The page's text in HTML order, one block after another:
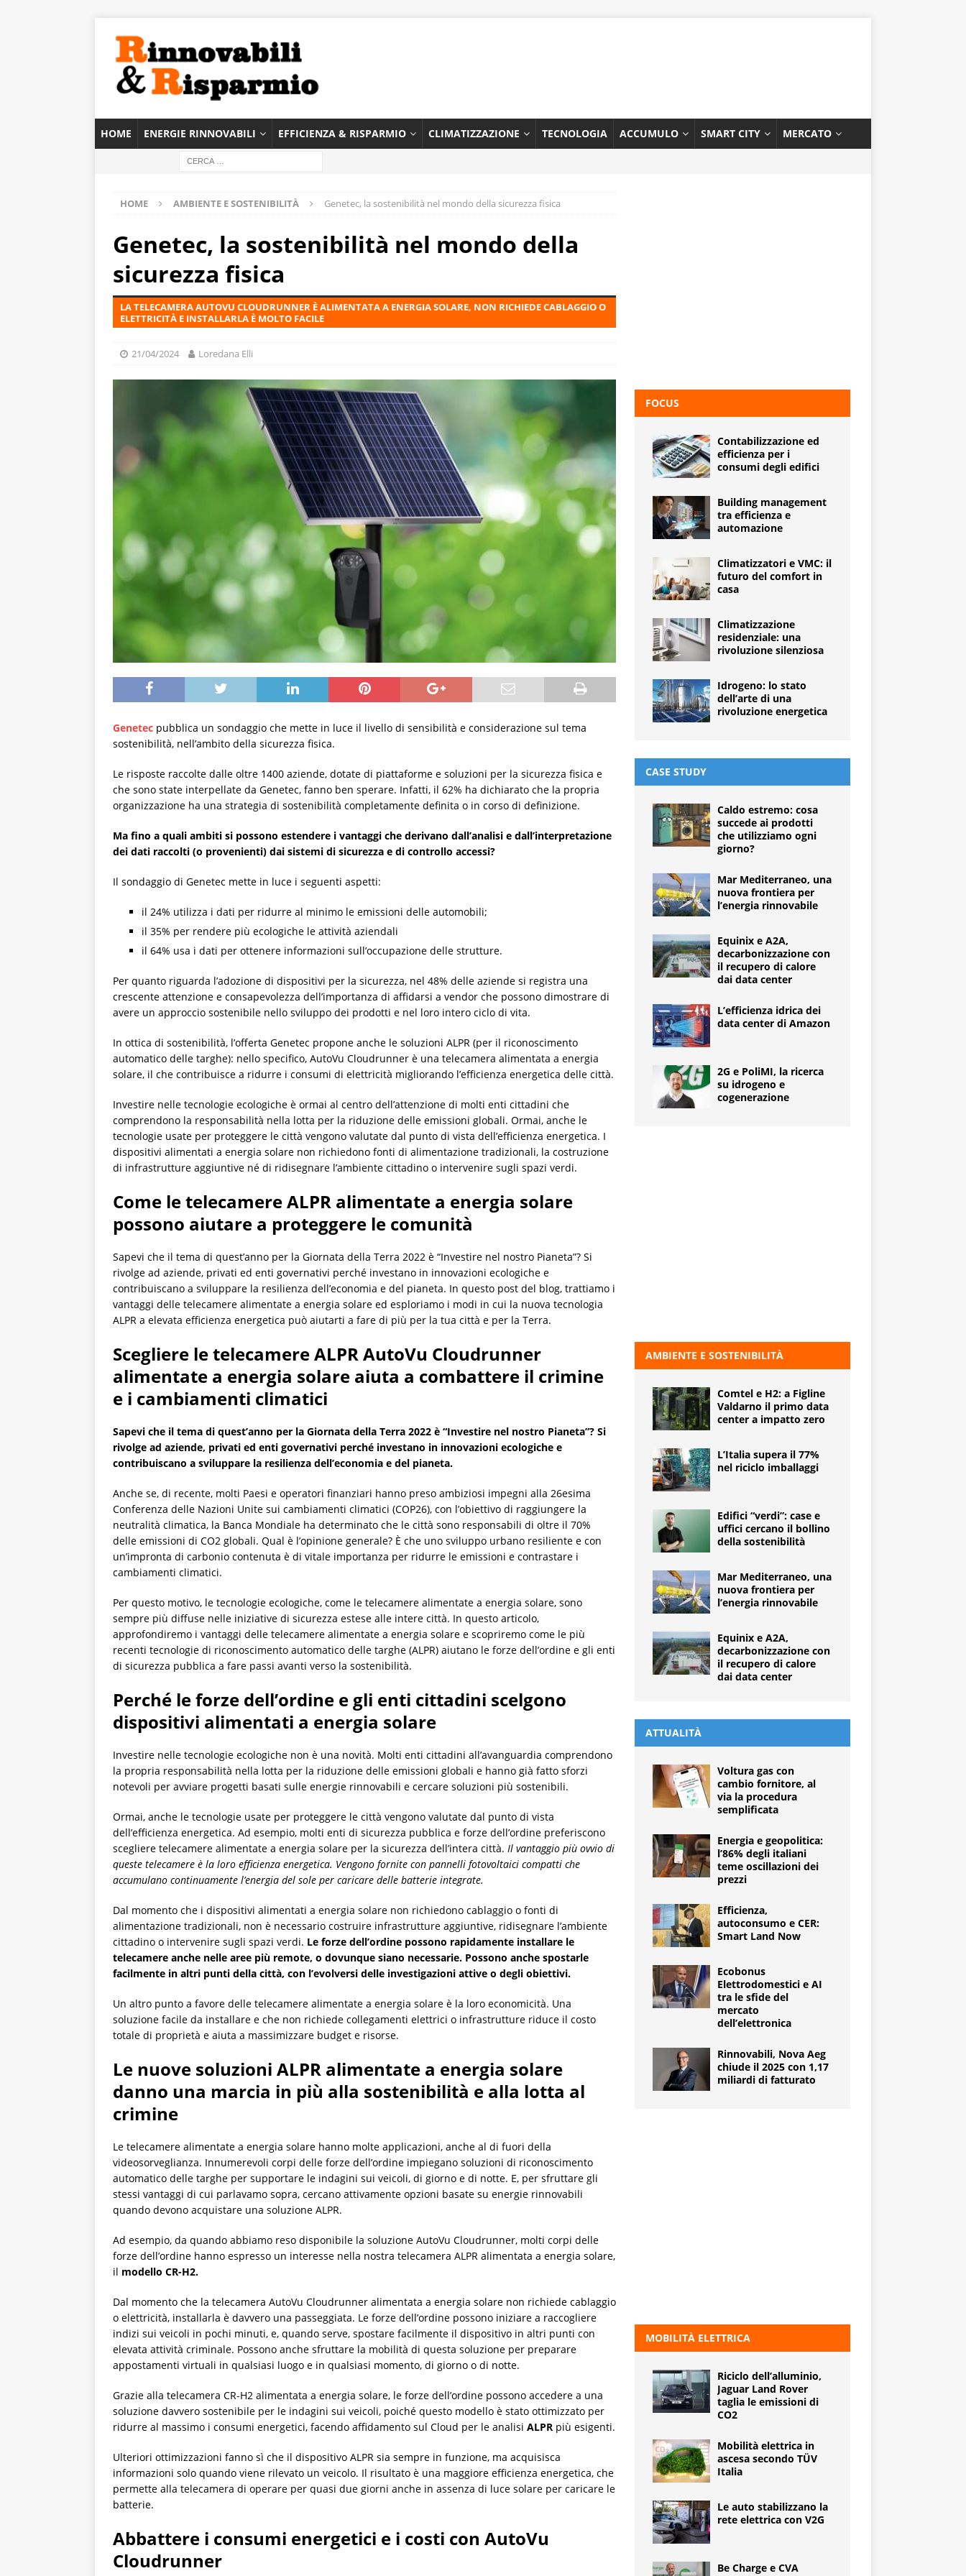
HOME ENERGIE RINNOVABILI EFFICIENZA & RISPARMIO CLIMATIZZAZIONE TECNOLOGIA ACCUMULO SMART CITY MERCATO
HOME AMBIENTE E SOSTENIBILITÀ Genetec, la sostenibilità nel mondo della sicurezza fisica
Genetec, la sostenibilità nel mondo della
sicurezza fisica
LA TELECAMERA AUTOVU CLOUDRUNNER È ALIMENTATA A ENERGIA SOLARE, NON RICHIEDE CABLAGGIO O
ELETTRICITÀ E INSTALLARLA È MOLTO FACILE
21/04/2024 Loredana Elli
Genetec pubblica un sondaggio che mette in luce il livello di sensibilità e considerazione sul tema
sostenibilità, nell’ambito della sicurezza fisica.
Le risposte raccolte dalle oltre 1400 aziende, dotate di piattaforme e soluzioni per la sicurezza fisica e
che sono state interpellate da Genetec, fanno ben sperare. Infatti, il 62% ha dichiarato che la propria
organizzazione ha una strategia di sostenibilità completamente definita o in corso di definizione.
Ma fino a quali ambiti si possono estendere i vantaggi che derivano dall’analisi e dall’interpretazione
dei dati raccolti (o provenienti) dai sistemi di sicurezza e di controllo accessi?
Il sondaggio di Genetec mette in luce i seguenti aspetti:
il 24% utilizza i dati per ridurre al minimo le emissioni delle automobili;
il 35% per rendere più ecologiche le attività aziendali
il 64% usa i dati per ottenere informazioni sull’occupazione delle strutture.
Per quanto riguarda l’adozione di dispositivi per la sicurezza, nel 48% delle aziende si registra una
crescente attenzione e consapevolezza dell’importanza di affidarsi a vendor che possono dimostrare di
avere un approccio sostenibile nello sviluppo dei prodotti e nel loro intero ciclo di vita.
In ottica di sostenibilità, l’offerta Genetec propone anche le soluzioni ALPR (per il riconoscimento
automatico delle targhe): nello specifico, AutoVu Cloudrunner è una telecamera alimentata a energia
solare, il che contribuisce a ridurre i consumi di elettricità migliorando l’efficienza energetica delle città.
Investire nelle tecnologie ecologiche è ormai al centro dell’attenzione di molti enti cittadini che
comprendono la responsabilità nella lotta per la riduzione delle emissioni globali. Ormai, anche le
tecnologie usate per proteggere le città vengono valutate dal punto di vista dell’efficienza energetica. I
dispositivi alimentati a energia solare non richiedono fonti di alimentazione tradizionali, la costruzione
di infrastrutture aggiuntive né di ridisegnare l’ambiente cittadino o intervenire sugli spazi verdi.
Come le telecamere ALPR alimentate a energia solare
possono aiutare a proteggere le comunità
Sapevi che il tema di quest’anno per la Giornata della Terra 2022 è “Investire nel nostro Pianeta”? Si
rivolge ad aziende, privati ed enti governativi perché investano in innovazioni ecologiche e
contribuiscano a sviluppare la resilienza dell’economia e del pianeta. In questo post del blog, trattiamo i
vantaggi delle telecamere alimentate a energia solare ed esploriamo i modi in cui la nuova tecnologia
ALPR a elevata efficienza energetica può aiutarti a fare di più per la tua città e per la Terra.
Scegliere le telecamere ALPR AutoVu Cloudrunner
alimentate a energia solare aiuta a combattere il crimine
e i cambiamenti climatici
Sapevi che il tema di quest’anno per la Giornata della Terra 2022 è “Investire nel nostro Pianeta”? Si
rivolge ad aziende, privati ed enti governativi perché investano in innovazioni ecologiche e
contribuiscano a sviluppare la resilienza dell’economia e del pianeta.
Anche se, di recente, molti Paesi e operatori finanziari hanno preso ambiziosi impegni alla 26esima
Conferenza delle Nazioni Unite sui cambiamenti climatici (COP26), con l’obiettivo di raggiungere la
neutralità climatica, la Banca Mondiale ha determinato che le città sono responsabili di oltre il 70%
delle emissioni di CO2 globali. Qual è l’opinione generale? È che uno sviluppo urbano resiliente e con
un’impronta di carbonio contenuta è di vitale importanza per ridurre le emissioni e contrastare i
cambiamenti climatici.
Per questo motivo, le tecnologie ecologiche, come le telecamere alimentate a energia solare, sono
sempre più diffuse nelle iniziative di sicurezza estese alle intere città. In questo articolo,
approfondiremo i vantaggi delle telecamere alimentate a energia solare e scopriremo come le più
recenti tecnologie di riconoscimento automatico delle targhe (ALPR) aiutano le forze dell’ordine e gli enti
di sicurezza pubblica a fare passi avanti verso la sostenibilità.
Perché le forze dell’ordine e gli enti cittadini scelgono
dispositivi alimentati a energia solare
Investire nelle tecnologie ecologiche non è una novità. Molti enti cittadini all’avanguardia comprendono
la propria responsabilità nella lotta per la riduzione delle emissioni globali e hanno già fatto sforzi
notevoli per avviare progetti basati sulle energie rinnovabili e cercare soluzioni più sostenibili.
Ormai, anche le tecnologie usate per proteggere le città vengono valutate dal punto di vista
dell’efficienza energetica. Ad esempio, molti enti di sicurezza pubblica e forze dell’ordine preferiscono
scegliere telecamere alimentate a energia solare per la sicurezza dell’intera città. Il vantaggio più ovvio di
queste telecamere è la loro efficienza energetica. Vengono fornite con pannelli fotovoltaici compatti che
accumulano continuamente l’energia del sole per caricare delle batterie integrate.
Dal momento che i dispositivi alimentati a energia solare non richiedono cablaggio o fonti di
alimentazione tradizionali, non è necessario costruire infrastrutture aggiuntive, ridisegnare l’ambiente
cittadino o intervenire sugli spazi verdi. Le forze dell’ordine possono rapidamente installare le
telecamere anche nelle aree più remote, o dovunque siano necessarie. Possono anche spostarle
facilmente in altri punti della città, con l’evolversi delle investigazioni attive o degli obiettivi.
Un altro punto a favore delle telecamere alimentate a energia solare è la loro economicità. Una
soluzione facile da installare e che non richiede collegamenti elettrici o infrastrutture riduce il costo
totale di proprietà e aiuta a massimizzare budget e risorse.
Le nuove soluzioni ALPR alimentate a energia solare
danno una marcia in più alla sostenibilità e alla lotta al
crimine
Le telecamere alimentate a energia solare hanno molte applicazioni, anche al di fuori della
videosorveglianza. Innumerevoli corpi delle forze dell’ordine impiegano soluzioni di riconoscimento
automatico delle targhe per supportare le indagini sui veicoli, di giorno e di notte. E, per sfruttare gli
stessi vantaggi di cui parlavamo sopra, cercano attivamente opzioni basate su energie rinnovabili
quando devono acquistare una soluzione ALPR.
Ad esempio, da quando abbiamo reso disponibile la soluzione AutoVu Cloudrunner, molti corpi delle
forze dell’ordine hanno espresso un interesse nella nostra telecamera ALPR alimentata a energia solare,
il modello CR-H2.
Dal momento che la telecamera AutoVu Cloudrunner alimentata a energia solare non richiede cablaggio
o elettricità, installarla è davvero una passeggiata. Le forze dell’ordine possono iniziare a raccogliere
indizi sui veicoli in pochi minuti, e, quando serve, spostare facilmente il dispositivo in altri punti con
elevata attività criminale. Possono anche sfruttare la mobilità di questa soluzione per preparare
appostamenti virtuali in qualsiasi luogo e in qualsiasi momento, di giorno o di notte.
Grazie alla telecamera CR-H2 alimentata a energia solare, le forze dell’ordine possono accedere a una
soluzione davvero sostenibile per le indagini sui veicoli, poiché questo modello è stato ottimizzato per
ridurre al massimo i consumi energetici, facendo affidamento sul Cloud per le analisi ALPR più esigenti.
Ulteriori ottimizzazioni fanno sì che il dispositivo ALPR sia sempre in funzione, ma acquisisca
informazioni solo quando viene rilevato un veicolo. Il risultato è una maggiore efficienza energetica, che
permette alla telecamera di operare per quasi due giorni anche in assenza di luce solare per caricare le
batterie.
Abbattere i consumi energetici e i costi con AutoVu
Cloudrunner
FOCUS
Contabilizzazione ed
efficienza per i
consumi degli edifici
Building management
tra efficienza e
automazione
Climatizzatori e VMC: il
futuro del comfort in
casa
Climatizzazione
residenziale: una
rivoluzione silenziosa
Idrogeno: lo stato
dell’arte di una
rivoluzione energetica
CASE STUDY
Caldo estremo: cosa
succede ai prodotti
che utilizziamo ogni
giorno?
Mar Mediterraneo, una
nuova frontiera per
l’energia rinnovabile
Equinix e A2A,
decarbonizzazione con
il recupero di calore
dai data center
L’efficienza idrica dei
data center di Amazon
2G e PoliMI, la ricerca
su idrogeno e
cogenerazione
AMBIENTE E SOSTENIBILITÀ
Comtel e H2: a Figline
Valdarno il primo data
center a impatto zero
L’Italia supera il 77%
nel riciclo imballaggi
Edifici “verdi”: case e
uffici cercano il bollino
della sostenibilità
Mar Mediterraneo, una
nuova frontiera per
l’energia rinnovabile
Equinix e A2A,
decarbonizzazione con
il recupero di calore
dai data center
ATTUALITÀ
Voltura gas con
cambio fornitore, al
via la procedura
semplificata
Energia e geopolitica:
l’86% degli italiani
teme oscillazioni dei
prezzi
Efficienza,
autoconsumo e CER:
Smart Land Now
Ecobonus
Elettrodomestici e AI
tra le sfide del
mercato
dell’elettronica
Rinnovabili, Nova Aeg
chiude il 2025 con 1,17
miliardi di fatturato
MOBILITÀ ELETTRICA
Riciclo dell’alluminio,
Jaguar Land Rover
taglia le emissioni di
CO2
Mobilità elettrica in
ascesa secondo TÜV
Italia
Le auto stabilizzano la
rete elettrica con V2G
Be Charge e CVA